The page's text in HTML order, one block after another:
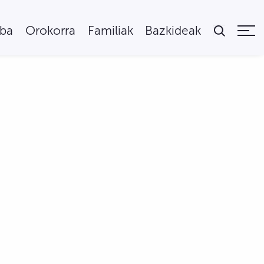
Orokorra Familiak Bazkideak